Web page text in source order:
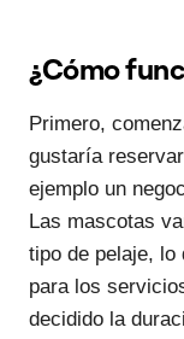
¿Cómo
Primero,
gustaría
ejemplo un
Las mascotas
tipo de pelaje, lo
para los
decidido la